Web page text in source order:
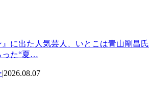
に出た人気芸人、いとこは青山剛昌氏
った“夏…
|2026.08.07